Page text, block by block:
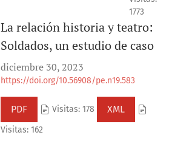
1773
La relación historia y teatro:
Soldados, un estudio de caso
diciembre 30, 2023
https://doi.org/10.56908/pe.n19.583
PDF Visitas: 178 XML
Visitas: 162